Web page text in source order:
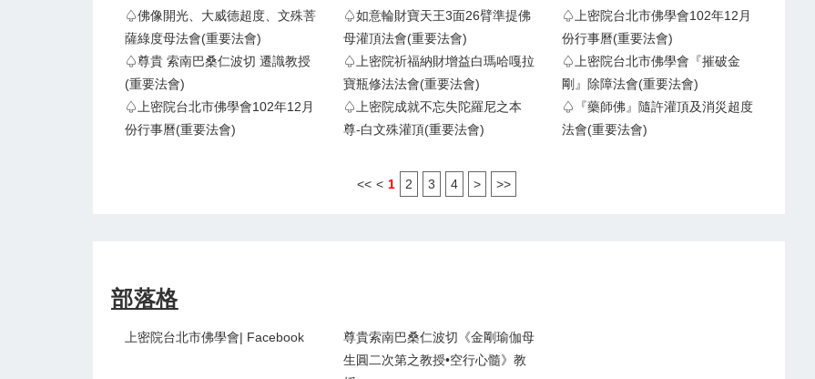
♤佛像開光、大威德超度、文殊菩
薩綠度母法會(重要法會)
♤如意輪財寶天王3面26臂準提佛
母灌頂法會(重要法會)
♤上密院台北市佛學會102年12月
份行事曆(重要法會)
♤尊貴 索南巴桑仁波切 遷識教授
(重要法會)
♤上密院祈福納財增益白瑪哈嘎拉
寶瓶修法法會(重要法會)
♤上密院台北市佛學會『摧破金
剛』除障法會(重要法會)
♤上密院台北市佛學會102年12月
份行事曆(重要法會)
♤上密院成就不忘失陀羅尼之本
尊-白文殊灌頂(重要法會)
♤『藥師佛』隨許灌頂及消災超度
法會(重要法會)
<< < 1 2 3 4 > >>
部落格
上密院台北市佛學會| Facebook
尊貴索南巴桑仁波切《金剛瑜伽母
生圓二次第之教授•空行心髓》教